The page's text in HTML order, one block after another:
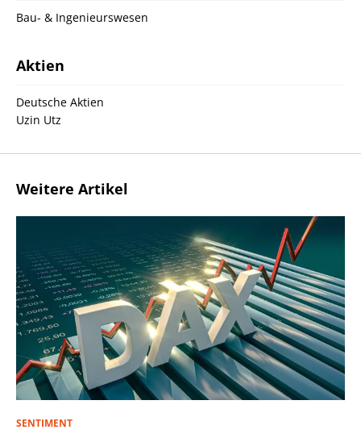
Bau- & Ingenieurswesen
Aktien
Deutsche Aktien
Uzin Utz
Weitere Artikel
SENTIMENT